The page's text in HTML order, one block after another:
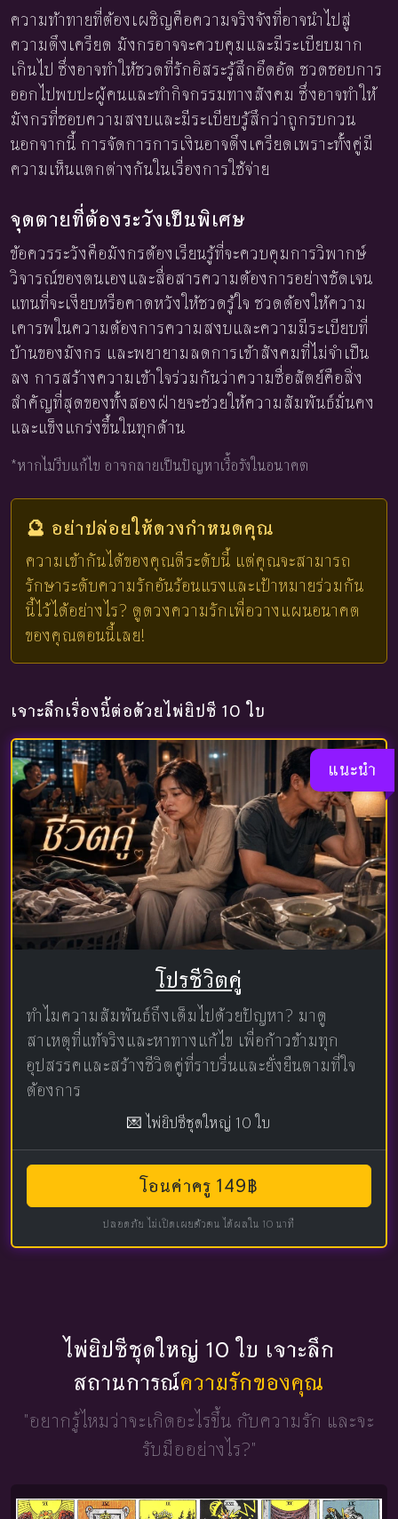
ความท้าทายที่ต้องเผชิญคือความจริงจังที่อาจนำไปสู่
ความตึงเครียด มังกรอาจจะควบคุมและมีระเบียบมาก
เกินไป ซึ่งอาจทำให้ชวดที่รักอิสระรู้สึกอึดอัด ชวดชอบการ
ออกไปพบปะผู้คนและทำกิจกรรมทางสังคม ซึ่งอาจทำให้
มังกรที่ชอบความสงบและมีระเบียบรู้สึกว่าถูกรบกวน
นอกจากนี้ การจัดการการเงินอาจตึงเครียดเพราะทั้งคู่มี
ความเห็นแตกต่างกันในเรื่องการใช้จ่าย
จุดตายที่ต้องระวังเป็นพิเศษ
ข้อควรระวังคือมังกรต้องเรียนรู้ที่จะควบคุมการวิพากษ์
วิจารณ์ของตนเองและสื่อสารความต้องการอย่างชัดเจน
แทนที่จะเงียบหรือคาดหวังให้ชวดรู้ใจ ชวดต้องให้ความ
เคารพในความต้องการความสงบและความมีระเบียบที่
บ้านของมังกร และพยายามลดการเข้าสังคมที่ไม่จำเป็น
ลง การสร้างความเข้าใจร่วมกันว่าความซื่อสัตย์คือสิ่ง
สำคัญที่สุดของทั้งสองฝ่ายจะช่วยให้ความสัมพันธ์มั่นคง
และแข็งแกร่งขึ้นในทุกด้าน
*หากไม่รีบแก้ไข อาจกลายเป็นปัญหาเรื้อรังในอนาคต
🔮 อย่าปล่อยให้ดวงกำหนดคุณ
ความเข้ากันได้ของคุณดีระดับนี้ แต่คุณจะสามารถ
รักษาระดับความรักอันร้อนแรงและเป้าหมายร่วมกัน
นี้ไว้ได้อย่างไร? ดูดวงความรักเพื่อวางแผนอนาคต
ของคุณตอนนี้เลย!
เจาะลึกเรื่องนี้ต่อด้วยไพ่ยิปซี 10 ใบ
แนะนำ
โปรชีวิตคู่
ทำไมความสัมพันธ์ถึงเต็มไปด้วยปัญหา? มาดู
สาเหตุที่แท้จริงและหาทางแก้ไข เพื่อก้าวข้ามทุก
อุปสรรคและสร้างชีวิตคู่ที่ราบรื่นและยั่งยืนตามที่ใจ
ต้องการ
💌 ไพ่ยิปซีชุดใหญ่ 10 ใบ
โอนค่าครู 149฿
ปลอดภัย ไม่เปิดเผยตัวตน ได้ผลใน 10 นาที
ไพ่ยิปซีชุดใหญ่ 10 ใบ เจาะลึก
สถานการณ์ความรักของคุณ
"อยากรู้ไหมว่าจะเกิดอะไรขึ้น กับความรัก และจะ
รับมืออย่างไร?"